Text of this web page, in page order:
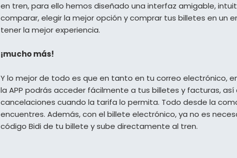
en tren, para ello hemos diseñado una interfaz amigable,
comparar, elegir la mejor opción y comprar tus billetes en un
tener la mejor experiencia.
¡mucho más!
Y lo mejor de todo es que en tanto en tu correo electrónico,
la APP podrás acceder fácilmente a tus billetes y facturas,
cancelaciones cuando la tarifa lo permita. Todo desde la
encuentres. Además, con el billete electrónico, ya no es
código Bidi de tu billete y sube directamente al tren.